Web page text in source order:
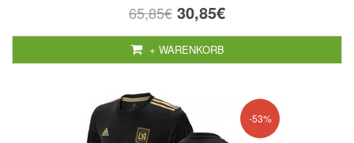
65,85€ 30,85€
+ WARENKORB
-53%